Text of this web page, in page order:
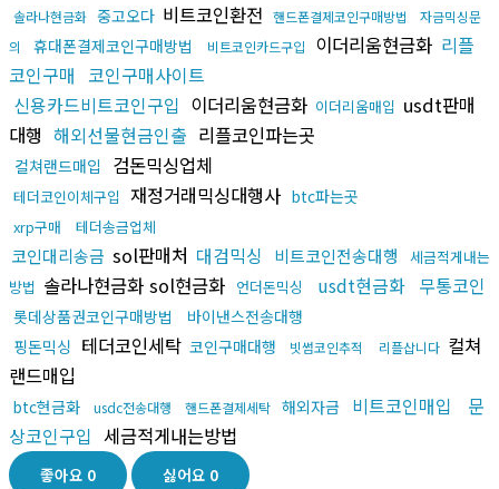
솔라나현금화 중고오다 비트코인환전 핸드폰결제코인구매방법
자금믹싱문
의
휴대폰결제코인구매방법 비트코인카드구입 이더리움현금화 리플
코인구매 코인구매사이트
신용카드비트코인구입 이더리움현금화 이더리움매입 usdt판매
대행 해외선물현금인출 리플코인파는곳
컬쳐랜드매입 검돈믹싱업체
테더코인이체구입 재정거래믹싱대행사 btc파는곳
xrp구매 테더송금업체
코인대리송금 sol판매처 대검믹싱 비트코인전송대행
세금적게내는
방법 솔라나현금화 sol현금화 언더돈믹싱 usdt현금화 무통코인
롯데상품권코인구매방법
바이낸스전송대행
핑돈믹싱 테더코인세탁 코인구매대행 빗썸코인추적 리플삽니다 컬쳐
랜드매입
btc현금화 usdc전송대행 핸드폰결제세탁 해외자금 비트코인매입
문
상코인구입 세금적게내는방법
좋아요 0 싫어요 0